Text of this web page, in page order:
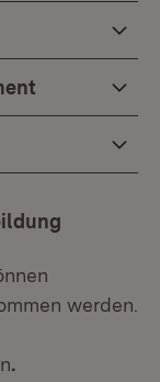
werden.
.